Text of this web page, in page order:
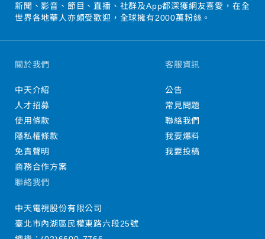
新聞、影音、節目、直播、社群及App都深獲網友喜愛，在全
世界各地華人亦頗受歡迎，全球擁有2000萬粉絲。
關於我們
中天介紹
人才招募
使用條款
隱私權條款
免責聲明
商務合作方案
客服資訊
公告
常見問題
聯絡我們
我要爆料
我要投稿
聯絡我們
中天電視股份有限公司
臺北市內湖區民權東路六段25號